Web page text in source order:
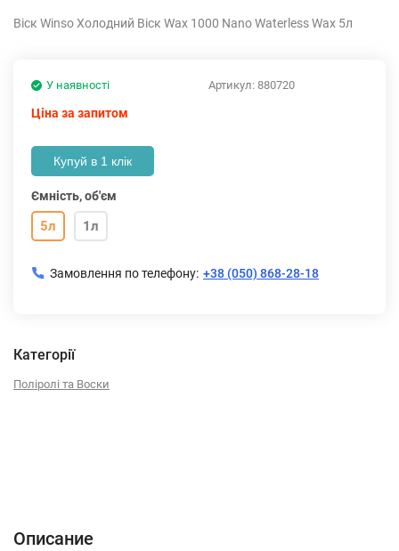
Віск Winso Холодний Віск Wax 1000 Nano Waterless Wax 5л
Артикул: 880720
У наявності
Ціна за запитом
Купуй в 1 клік
Ємність, об'єм
5л 1л
Замовлення по телефону: +38 (050) 868-28-18
Категорії
Поліролі та Воски
Описание